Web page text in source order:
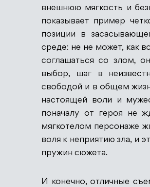
внешнюю мягкость и
показывает пример
позиции в
среде: не не может, как
соглашаться со злом,
выбор, шаг в
свободой и в общем
настоящей воли и
поначалу от героя не
мягкотелом персонаже
воля к неприятию зла, и
пружин сюжета.
И конечно, отличные